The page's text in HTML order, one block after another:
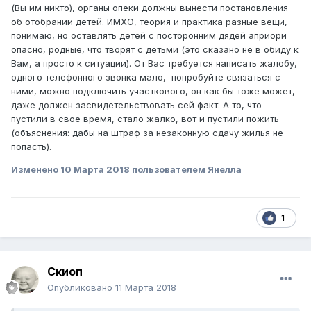
Куда можно обратиться чтобы за детьми смотрели хотя
бы социальные службы и перевели их в детдом или
заставили бабушку смотреть за ними пока родители
пропали???
PS
ОДНИ ДЕТИ В КВАРТИРЕ ЭТО ПРОСТО ОПАСНО ХОТЯ
ОНИ И ДИСЦИПЛИНИРОВАННЫЕ НА ВИД
(Вы им никто), органы опеки должны вынести постановления
об отобрании детей. ИМХО, теория и практика разные вещи,
понимаю, но оставлять детей с посторонним дядей априори
опасно, родные, что творят с детьми (это сказано не в обиду к
Вам, а просто к ситуации). От Вас требуется написать жалобу,
одного телефонного звонка мало, попробуйте связаться с
ними, можно подключить участкового, он как бы тоже может,
даже должен засвидетельствовать сей факт. А то, что
пустили в свое время, стало жалко, вот и пустили пожить
(объяснения: дабы на штраф за незаконную сдачу жилья не
попасть).
Изменено 10 Марта 2018 пользователем Янелла
1
Скиоп
Опубликовано 11 Марта 2018